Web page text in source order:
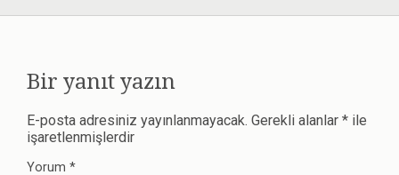
Bir yanıt yazın
E-posta adresiniz yayınlanmayacak. Gerekli alanlar * ile
işaretlenmişlerdir
Yorum *